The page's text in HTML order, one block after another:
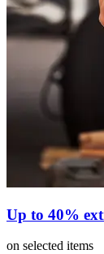
Up to 40%
on selected items